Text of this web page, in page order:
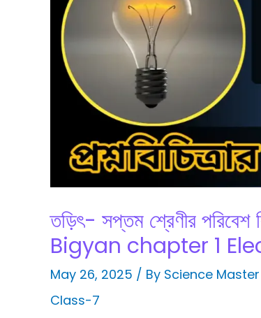
তড়িৎ- সপ্তম শ্রেণীর
Bigyan chapter 1
May 26, 2025 / By Science Master
Class-7